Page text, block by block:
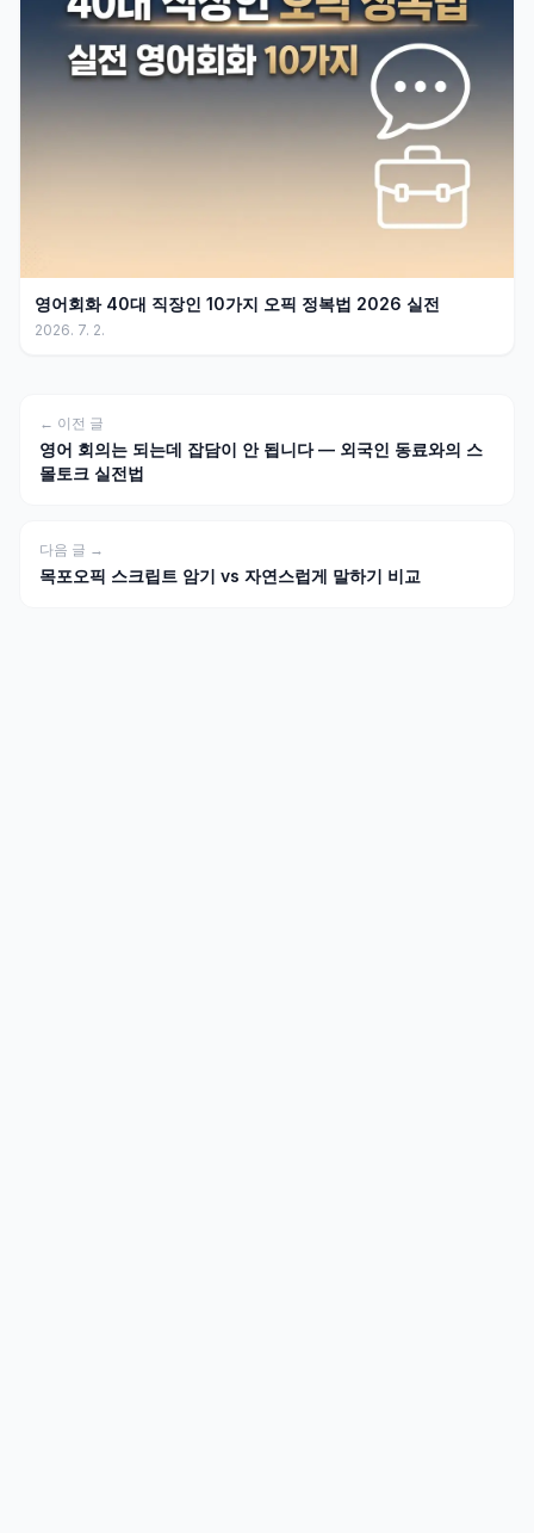
영어회화 40대 직장인 10가지 오픽 정복법 2026 실전
2026. 7. 2.
← 이전 글
영어 회의는 되는데 잡담이 안 됩니다 — 외국인 동료와의 스
몰토크 실전법
다음 글 →
목포오픽 스크립트 암기 vs 자연스럽게 말하기 비교